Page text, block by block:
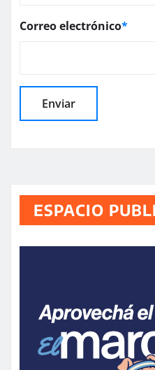
Correo electrónico*
ESPACIO